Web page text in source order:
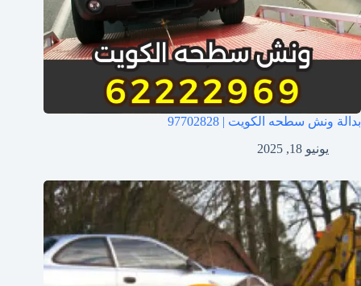
بدالة ونش سطحه الكويت | 97702828
يونيو 18, 2025